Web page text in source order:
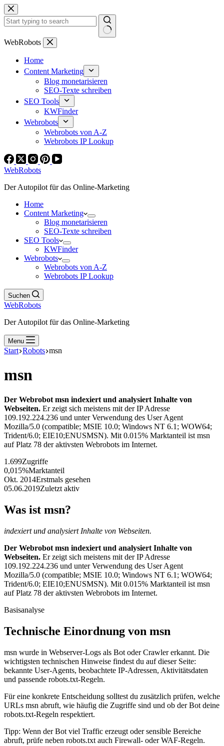
Zum
Inhalt
springen
Keine
WebRobots
Home
Content Marketing
Blog monetarisieren
SEO-Texte schreiben
SEO Tools
KWFinder
Webrobots
Webrobots von A-Z
Webrobots IP Lookup
WebRobots
Der Autopilot für das Online-Marketing
Home
Content Marketing
Blog monetarisieren
SEO-Texte schreiben
SEO Tools
KWFinder
Webrobots
Webrobots von A-Z
Webrobots IP Lookup
Suchen
WebRobots
Der Autopilot für das Online-Marketing
Menu
Start Robots msn
msn
Der Webrobot msn indexiert und analysiert Inhalte von
Webseiten. Er zeigt sich meistens mit der IP Adresse
109.192.224.236 und unter Verwendung des User Agent
Mozilla/5.0 (compatible; MSIE 10.0; Windows NT 6.1; WOW64;
Trident/6.0; EIE10;ENUSMSN). Mit 0.015% Marktanteil ist msn
auf Platz 78 der aktivsten Webrobots im Internet.
1.699Zugriffe
0,015%Marktanteil
Okt. 2014Erstmals gesehen
05.06.2019Zuletzt aktiv
Was ist msn?
indexiert und analysiert Inhalte von Webseiten.
Der Webrobot msn indexiert und analysiert Inhalte von
Webseiten. Er zeigt sich meistens mit der IP Adresse
109.192.224.236 und unter Verwendung des User Agent
Mozilla/5.0 (compatible; MSIE 10.0; Windows NT 6.1; WOW64;
Trident/6.0; EIE10;ENUSMSN). Mit 0.015% Marktanteil ist msn
auf Platz 78 der aktivsten Webrobots im Internet.
Basisanalyse
Technische Einordnung von msn
msn wurde in Webserver-Logs als Bot oder Crawler erkannt. Die
wichtigsten technischen Hinweise findest du auf dieser Seite:
bekannte User-Agents, beobachtete IP-Adressen, Aktivitätsdaten
und passende robots.txt-Regeln.
Für eine konkrete Entscheidung solltest du zusätzlich prüfen, welche
URLs msn abruft, wie häufig die Zugriffe sind und ob der Bot deine
robots.txt-Regeln respektiert.
Tipp: Wenn der Bot viel Traffic erzeugt oder sensible Bereiche
abruft, prüfe neben robots.txt auch Firewall- oder WAF-Regeln.